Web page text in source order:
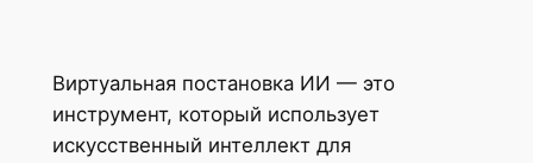
Виртуальная постановка ИИ — это
инструмент, который использует
искусственный интеллект для